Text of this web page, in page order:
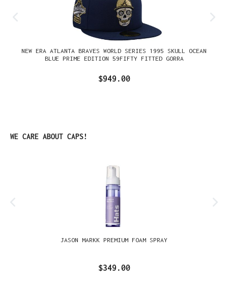
NEW ERA ATLANTA BRAVES WORLD SERIES 1995 SKULL OCEAN
BLUE PRIME EDITION 59FIFTY FITTED GORRA
$949.00
Omitir la galería de productos
WE CARE ABOUT CAPS!
JASON MARKK PREMIUM FOAM SPRAY
$349.00